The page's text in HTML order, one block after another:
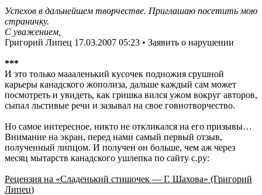
Успехов в дальнейшем творчестве. Приглашаю посетить мою
страничку.
С уважением,
Григорий Липец 17.03.2007 05:23 • Заявить о нарушении
***
И это только маааленький кусочек подножия срушной
карьеры канадского жополиза, дальше каждый сам может
посмотреть и увидеть, как гришка вился ужом вокруг авторов,
сыпал льстивые речи и зазывал на свое говнотворчество.
Но самое интересное, никто не откликался на его призывы…
Внимание на экран, перед нами самый первый отзыв,
полученный липцом. И получен он больше, чем аж через
месяц мытарств канадского ушлепка по сайту с.ру:
Рецензия на «Сладенький стишочек — Г. Шахова» (Григорий
Липец)